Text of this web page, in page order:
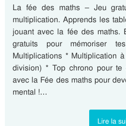
La fée des maths – Jeu
multiplication. Apprends les
jouant avec la fée des maths.
gratuits pour mémoriser
Multiplications * Multiplication
division) * Top chrono pour te
avec la Fée des maths pour
mental !…
Lire la